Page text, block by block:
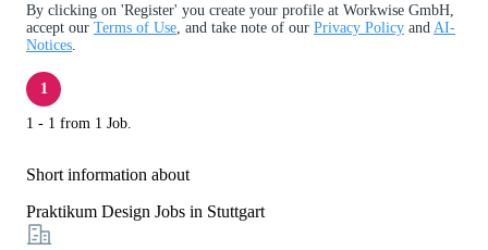
By clicking on 'Register' you create your profile at Workwise GmbH,
accept our Terms of Use , and take note of our Privacy Policy and AI-
Notices
1
1 - 1 from 1 Job.
Short information about
Praktikum Design Jobs in Stuttgart